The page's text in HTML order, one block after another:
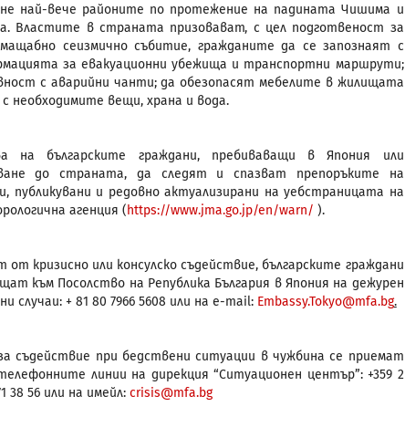
най-вече районите по протежение на падината Чишима и
Властите в страната призовават, с цел подготвеност за
сеизмично събитие, гражданите да се запознаят с
за евакуационни убежища и транспортни маршрути;
с аварийни чанти; да обезопасят мебелите в жилищата
необходимите вещи, храна и вода.
на българските граждани, пребиваващи в Япония или
до страната, да следят и спазват препоръките на
публикувани и редовно актуализирани на уебстраницата на
агенция (https://www.jma.go.jp/en/warn/ ).
от кризисно или консулско съдействие, българските граждани
към Посолство на Република България в Япония на дежурен
случаи: + 81 80 7966 5608 или на е-mail: Embassy.Tokyo@mfa.bg.
съдействие при бедствени ситуации в чужбина се приемат
линии на дирекция “Ситуационен център”: +359 2
38 56 или на имейл: crisis@mfa.bg